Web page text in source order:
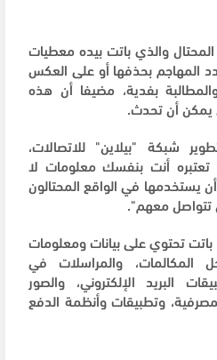
والذي باتت بيده معطيات
المهاجم بحذفها أو على العكس
بفدية، مضيفا أن هذه
يمكن أن تحدث.
شبكة "بيلاين" للاتصالات،
تعتبره أنت بنفسك معلومات لا
يستخدمها في الواقع المحتالون
معهم".
باتت تحتوي على بيانات ومعلومات
والمراسلات في
البريد الإلكتروني، والصور
وتطبيقات وأنظمة الدفع